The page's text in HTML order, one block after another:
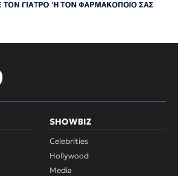
SHOWBIZ
Celebrities
Hollywood
Media